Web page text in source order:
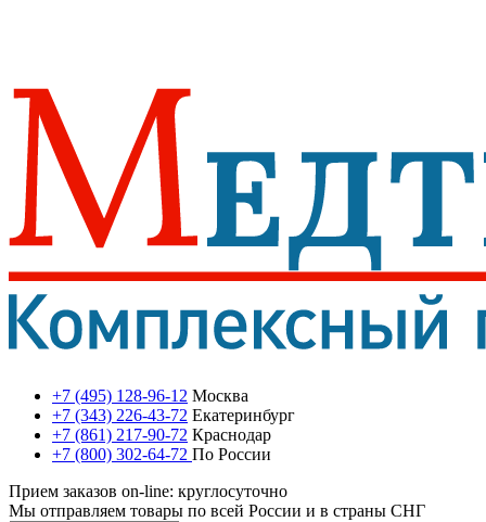
+7 (495) 128-96-12 Москва
+7 (343) 226-43-72 Екатеринбург
+7 (861) 217-90-72 Краснодар
+7 (800) 302-64-72 По России
Прием заказов on-line: круглосуточно
Мы отправляем товары по всей России и в страны СНГ